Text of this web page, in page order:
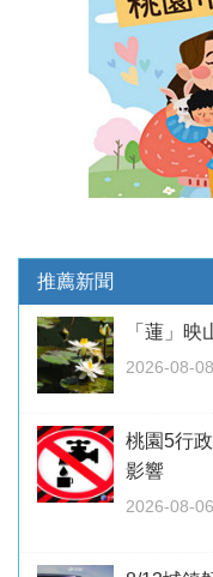
推薦新聞
「蓮」
2026-08-
桃園5行
影響
2026-08-